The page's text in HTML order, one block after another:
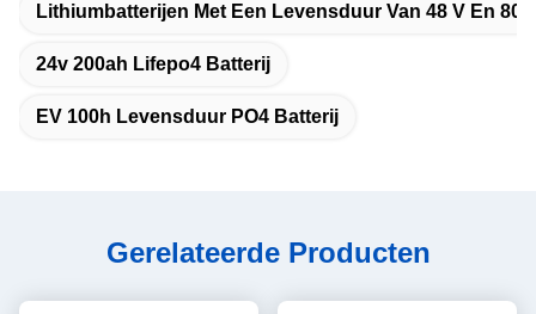
Lithiumbatterijen Met Een Levensduur Van 48 V En 80
24v 200ah Lifepo4 Batterij
EV 100h Levensduur PO4 Batterij
Gerelateerde Producten